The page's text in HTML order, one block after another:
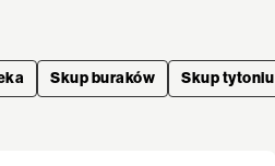
Skup buraków Skup tytoniu